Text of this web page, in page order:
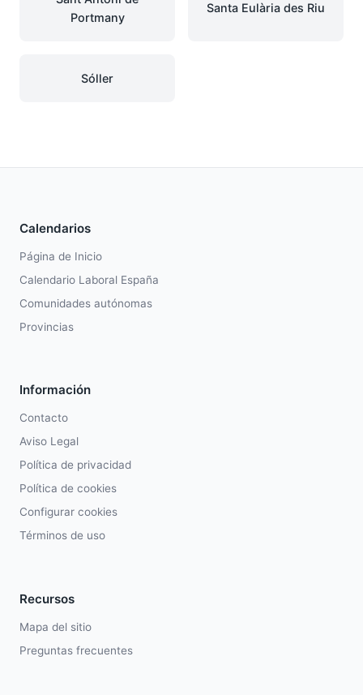
Portmany
Santa Eulària des Riu
Sóller
Calendarios
Página de Inicio
Calendario Laboral España
Comunidades autónomas
Provincias
Información
Contacto
Aviso Legal
Política de privacidad
Política de cookies
Configurar cookies
Términos de uso
Recursos
Mapa del sitio
Preguntas frecuentes